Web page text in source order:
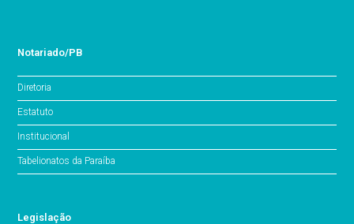
Notariado/PB
Diretoria
Estatuto
Institucional
Tabelionatos da Paraíba
Legislação